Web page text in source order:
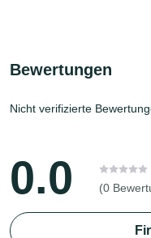
Bewertungen
Nicht verifizierte
0.0 (0